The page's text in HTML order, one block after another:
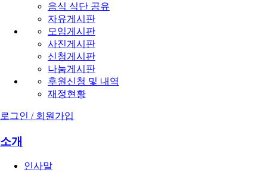
음식 식단 공유
자유게시판
모임게시판
사진게시판
신청게시판
나눔게시판
후원신청 및 내역
재정현황
로그인 / 회원가입
소개
인사말